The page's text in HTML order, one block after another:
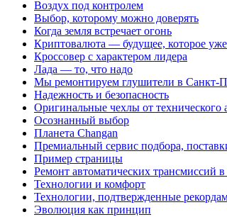
Воздух под контролем
Выбор, которому можно доверять
Когда земля встречает огонь
Криптовалюта — будущее, которое уже
Кроссовер с характером лидера
Лада — то, что надо
Мы ремонтируем глушители в Санкт-
Надежность и безопасность
Оригинальные чехлы от технического
Осознанный выбор
Планета Changan
Премиальный сервис подбора,
Пример страницы
Ремонт автоматических трансмиссий
Технологии и комфорт
Технологии, подтвержденные
Эволюция как принцип